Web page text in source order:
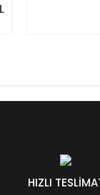
HIZLI